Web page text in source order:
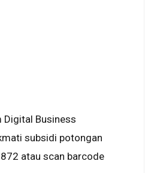
Digital Business
subsidi potongan
atau scan barcode